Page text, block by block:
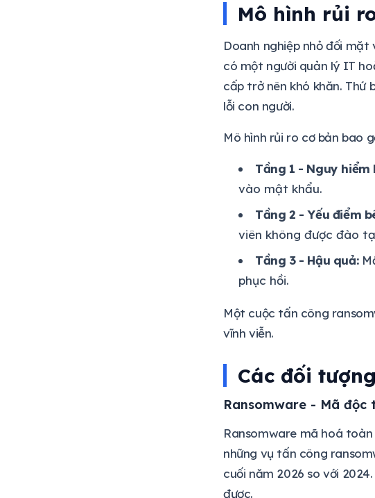
Mô hình rủi
Doanh nghiệp nhỏ đối
có một người quản lý IT
cấp trở nên khó khăn. Thứ
lỗi con người.
Mô hình rủi ro cơ bản bao
Tầng 1 - Nguy hiểm
vào mật khẩu.
Tầng 2 - Yếu điểm
viên không được đào
Tầng 3 - Hậu quả:
phục hồi.
Một cuộc tấn công
vĩnh viễn.
Các đối
Ransomware - Mã độc
Ransomware mã hoá toàn
những vụ tấn công
cuối năm 2026 so với
được.